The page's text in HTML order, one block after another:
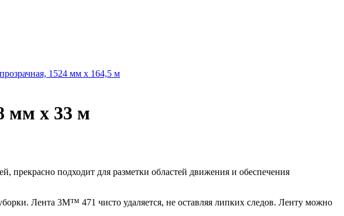
1524 мм х 164,5 м
мм х 33 м
прекрасно подходит для разметки областей движения и обеспечения
Лента 3M™ 471 чисто удаляется, не оставляя липких следов. Ленту можно